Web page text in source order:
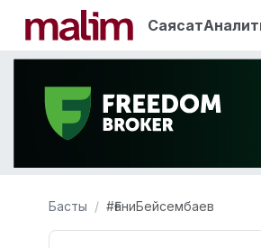
Саясат
Басты #ҒаниБейсембаев